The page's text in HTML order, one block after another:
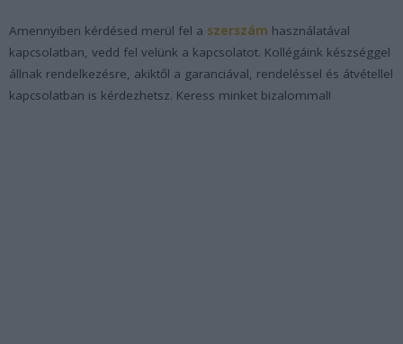
Amennyiben kérdésed merül fel a szerszám használatával
kapcsolatban, vedd fel velünk a kapcsolatot. Kollégáink készséggel
állnak rendelkezésre, akiktől a garanciával, rendeléssel és átvétellel
kapcsolatban is kérdezhetsz. Keress minket bizalommal!